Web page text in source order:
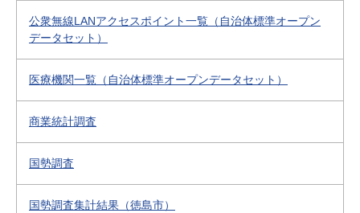
公衆無線LANアクセスポイント一覧（自治体標準オープン
データセット）
医療機関一覧（自治体標準オープンデータセット）
商業統計調査
国勢調査
国勢調査集計結果（徳島市）